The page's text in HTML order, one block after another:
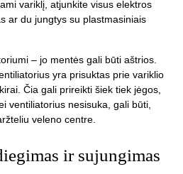
variklį, atjunkite visus elektros
ar du jungtys su plastmasiniais
– jo mentės gali būti aštrios.
yra prisuktas prie variklio
Čia gali prireikti šiek tiek jėgos,
ventiliatorius nesisuka, gali būti,
veleno centre.
ir sujungimas